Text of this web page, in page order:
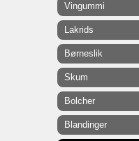
Vingummi
Lakrids
Børneslik
Skum
Bolcher
Blandinger